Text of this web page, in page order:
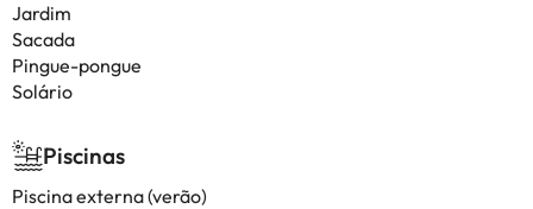
Jardim
Sacada
Pingue-pongue
Solário
Piscinas
Piscina externa (verão)